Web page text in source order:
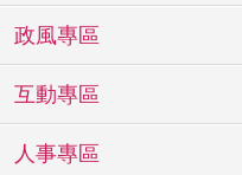
政風專區
互動專區
人事專區